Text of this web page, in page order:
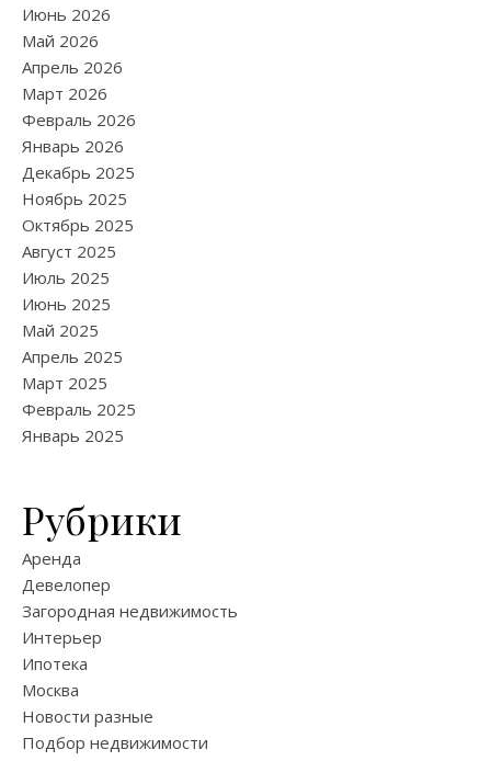
Июнь 2026
Май 2026
Апрель 2026
Март 2026
Февраль 2026
Январь 2026
Декабрь 2025
Ноябрь 2025
Октябрь 2025
Август 2025
Июль 2025
Июнь 2025
Май 2025
Апрель 2025
Март 2025
Февраль 2025
Январь 2025
Рубрики
Аренда
Девелопер
Загородная недвижимость
Интерьер
Ипотека
Москва
Новости разные
Подбор недвижимости